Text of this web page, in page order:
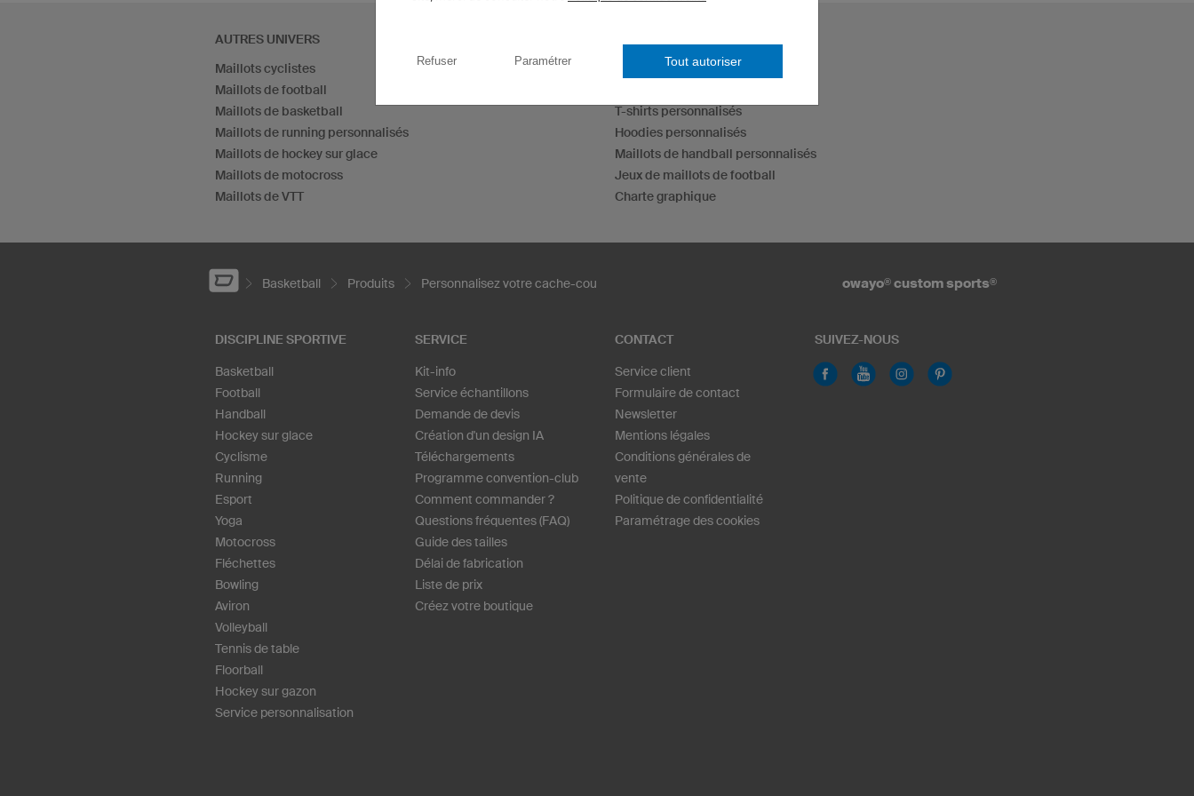
AUTRES UNIVERS
Maillots cyclistes
Maillots de football
Maillots de basketball
Maillots de running personnalisés
Maillots de hockey sur glace
Maillots de motocross
Maillots de VTT
Maillots esport
T-shirts personnalisés
Hoodies personnalisés
Maillots de handball personnalisés
Jeux de maillots de football
Charte graphique
Basketball Produits Personnalisez votre cache-cou owayo® custom sports®
DISCIPLINE SPORTIVE
Basketball
Football
Handball
Hockey sur glace
Cyclisme
Running
Esport
Yoga
Motocross
Fléchettes
Bowling
Aviron
Volleyball
Tennis de table
Floorball
Hockey sur gazon
Service personnalisation
SERVICE
Kit-info
Service échantillons
Demande de devis
Création d'un design IA
Téléchargements
Programme convention-club
Comment commander ?
Questions fréquentes (FAQ)
Guide des tailles
Délai de fabrication
Liste de prix
Créez votre boutique
CONTACT
Service client
Formulaire de contact
Newsletter
Mentions légales
Conditions générales de
vente
Politique de confidentialité
Paramétrage des cookies
SUIVEZ-NOUS
Refuser Paramétrer Tout autoriser